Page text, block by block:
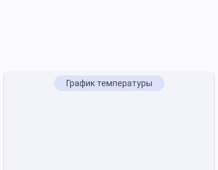
График температуры